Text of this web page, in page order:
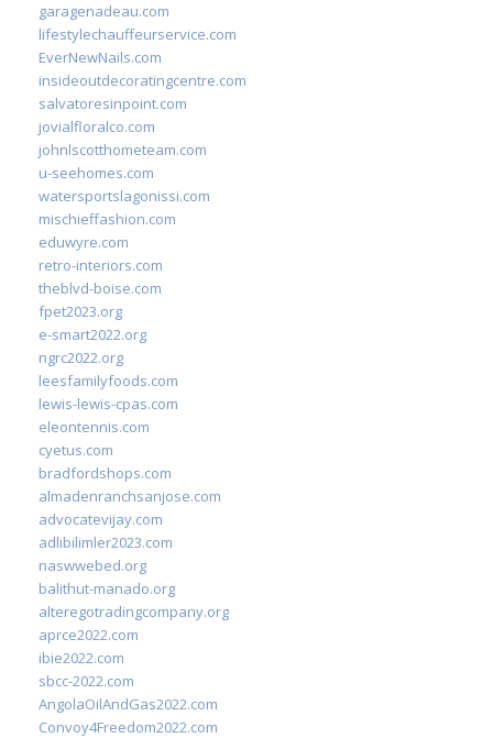
garagenadeau.com
lifestylechauffeurservice.com
EverNewNails.com
insideoutdecoratingcentre.com
salvatoresinpoint.com
jovialfloralco.com
johnlscotthometeam.com
u-seehomes.com
watersportslagonissi.com
mischieffashion.com
eduwyre.com
retro-interiors.com
theblvd-boise.com
fpet2023.org
e-smart2022.org
ngrc2022.org
leesfamilyfoods.com
lewis-lewis-cpas.com
eleontennis.com
cyetus.com
bradfordshops.com
almadenranchsanjose.com
advocatevijay.com
adlibilimler2023.com
naswwebed.org
balithut-manado.org
alteregotradingcompany.org
aprce2022.com
ibie2022.com
sbcc-2022.com
AngolaOilAndGas2022.com
Convoy4Freedom2022.com